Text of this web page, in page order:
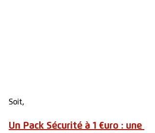
Soit,
Un Pack Sécurité à 1 €uro : une